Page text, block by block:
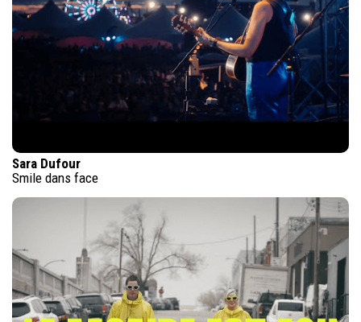
Sara Dufour
Smile dans face